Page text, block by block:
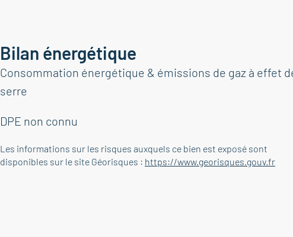
Bilan énergétique
Consommation énergétique & émissions de gaz à effet
serre
DPE non connu
Les informations sur les risques auxquels ce bien est exposé sont
disponibles sur le site Géorisques : https://www.georisques.gouv.fr